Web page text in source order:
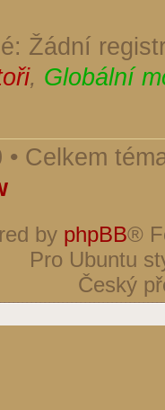
Žádní
, Globální
• Celkem
by phpBB®
Pro Ubuntu
Český